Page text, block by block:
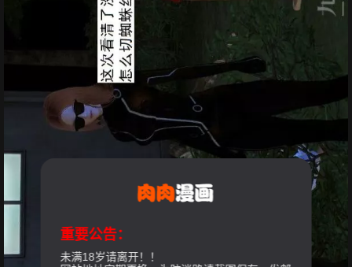
重要公告：
未满18岁请离开！！